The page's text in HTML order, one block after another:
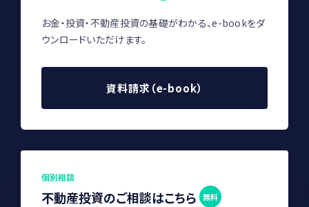
お金・投資・不動産投資の基礎がわかる、e-bookをダ
ウンロードいただけます。
資料請求（e-book）
個別相談
不動産投資のご相談はこちら 無料